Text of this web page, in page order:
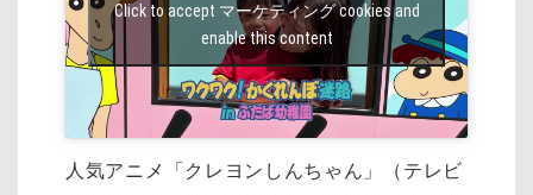
Click to accept マーケティング cookies and
enable this content
人気アニメ「クレヨンしんちゃん」（テレビ